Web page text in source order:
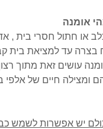
או חתול חסרי בית ,
יש אפשרות לשמש